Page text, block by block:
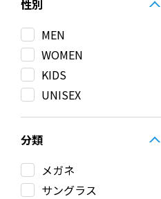
性別
MEN
WOMEN
KIDS
UNISEX
分類
メガネ
サングラス